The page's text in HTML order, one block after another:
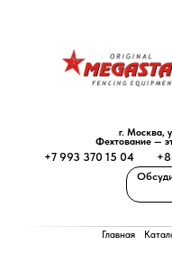
+7 993 370 15 04
Фехтование —
г. Москва,
Главная